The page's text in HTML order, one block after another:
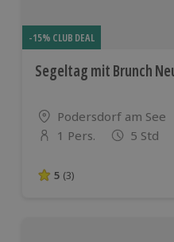
-15% CLUB DEAL
Segeltag mit Brunch
Standort
Podersdorf am See
Anzahl der Teilnehmer
1 Pers. 5 Std
5 von 5 Sternen
5 (3)